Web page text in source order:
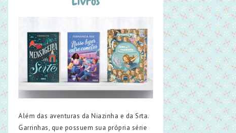
Além das aventuras da Niazinha e da Srta.
Garrinhas, que possuem sua própria série